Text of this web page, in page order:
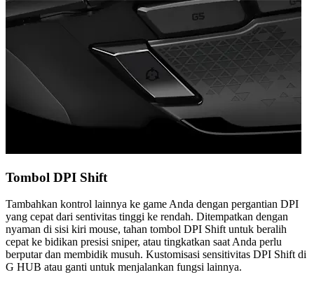
Tombol DPI Shift
Tambahkan kontrol lainnya ke game Anda dengan pergantian DPI
yang cepat dari sentivitas tinggi ke rendah. Ditempatkan dengan
nyaman di sisi kiri mouse, tahan tombol DPI Shift untuk beralih
cepat ke bidikan presisi sniper, atau tingkatkan saat Anda perlu
berputar dan membidik musuh. Kustomisasi sensitivitas DPI Shift di
G HUB atau ganti untuk menjalankan fungsi lainnya.